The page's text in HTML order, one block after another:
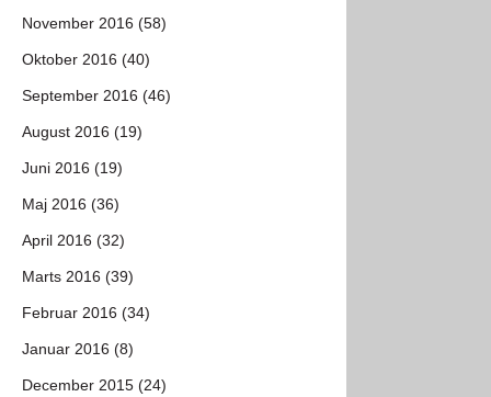
November 2016 (58)
Oktober 2016 (40)
September 2016 (46)
August 2016 (19)
Juni 2016 (19)
Maj 2016 (36)
April 2016 (32)
Marts 2016 (39)
Februar 2016 (34)
Januar 2016 (8)
December 2015 (24)